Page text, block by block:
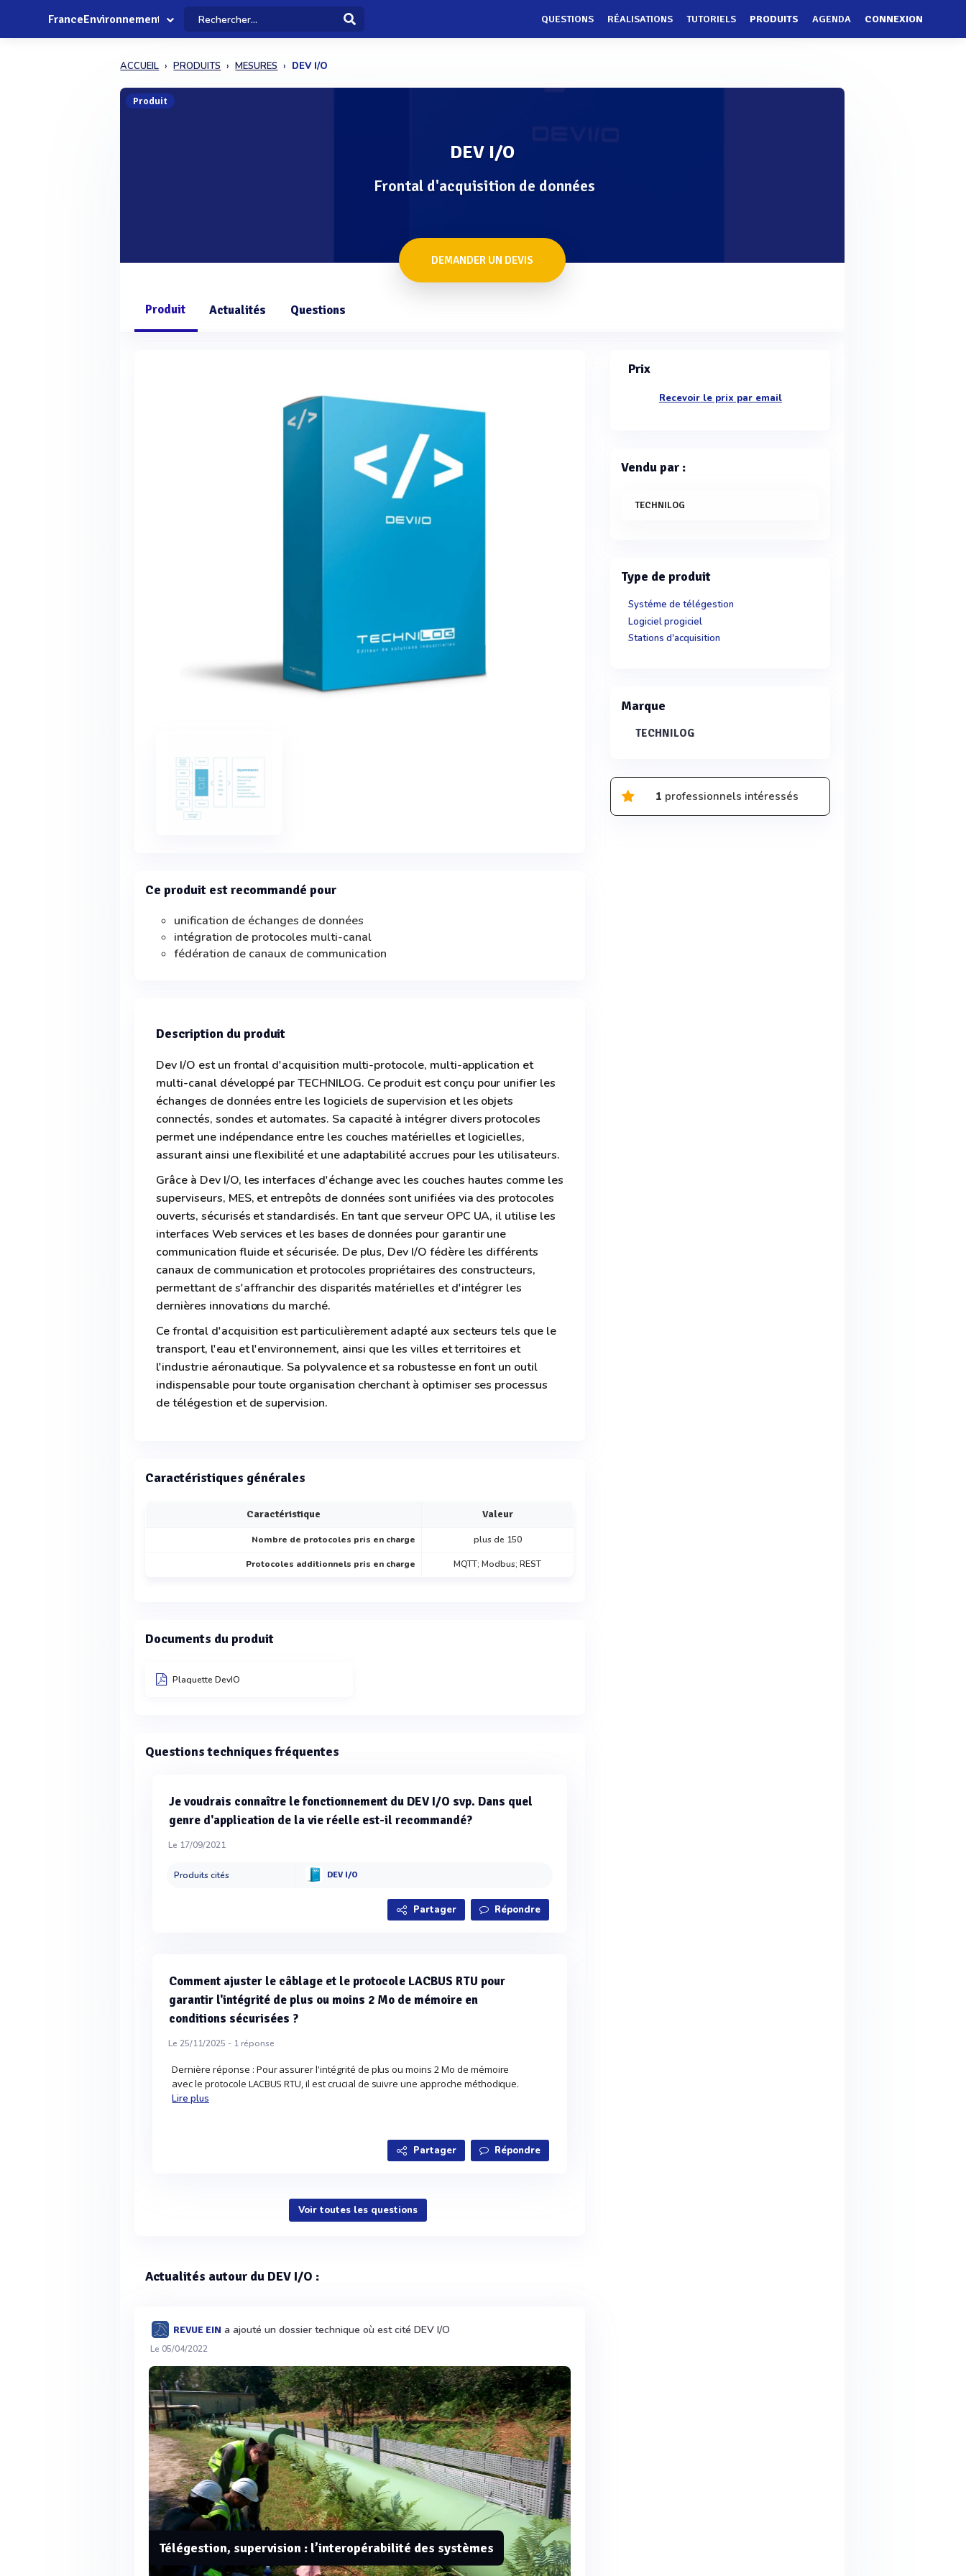
FranceEnvironnement QUESTIONS RÉALISATIONS TUTORIELS PRODUITS AGENDA CONNEXION
ACCUEIL PRODUITS MESURES DEV I/O
Produit
DEV I/O
Frontal d'acquisition de données
DEMANDER UN DEVIS
Produit Actualités Questions
Ce produit est recommandé pour
unification de échanges de données
intégration de protocoles multi-canal
fédération de canaux de communication
Description du produit
Dev I/O est un frontal d'acquisition multi-protocole, multi-application et
multi-canal développé par TECHNILOG. Ce produit est conçu pour unifier les
échanges de données entre les logiciels de supervision et les objets
connectés, sondes et automates. Sa capacité à intégrer divers protocoles
permet une indépendance entre les couches matérielles et logicielles,
assurant ainsi une flexibilité et une adaptabilité accrues pour les utilisateurs.
Grâce à Dev I/O, les interfaces d'échange avec les couches hautes comme les
superviseurs, MES, et entrepôts de données sont unifiées via des protocoles
ouverts, sécurisés et standardisés. En tant que serveur OPC UA, il utilise les
interfaces Web services et les bases de données pour garantir une
communication fluide et sécurisée. De plus, Dev I/O fédère les différents
canaux de communication et protocoles propriétaires des constructeurs,
permettant de s'affranchir des disparités matérielles et d'intégrer les
dernières innovations du marché.
Ce frontal d'acquisition est particulièrement adapté aux secteurs tels que le
transport, l'eau et l'environnement, ainsi que les villes et territoires et
l'industrie aéronautique. Sa polyvalence et sa robustesse en font un outil
indispensable pour toute organisation cherchant à optimiser ses processus
de télégestion et de supervision.
Caractéristiques générales
Caractéristique Valeur
Nombre de protocoles pris en charge plus de 150
Protocoles additionnels pris en charge MQTT; Modbus; REST
Documents du produit
Plaquette DevIO
Questions techniques fréquentes
Je voudrais connaître le fonctionnement du DEV I/O svp. Dans quel
genre d'application de la vie réelle est-il recommandé?
Le 17/09/2021
Produits cités DEV I/O
Partager Répondre
Comment ajuster le câblage et le protocole LACBUS RTU pour
garantir l'intégrité de plus ou moins 2 Mo de mémoire en
conditions sécurisées ?
Le 25/11/2025 - 1réponse
Dernière réponse : Pour assurer l'intégrité de plus ou moins 2 Mo de mémoire
avec le protocole LACBUS RTU, il est crucial de suivre une approche méthodique.
Lire plus
Partager Répondre
Voir toutes les questions
Actualités autour du DEV I/O :
REVUE EIN a ajouté un dossier technique où est cité DEV I/O
Le 05/04/2022
Télégestion, supervision : l’interopérabilité des systèmes
Prix
Recevoir le prix par email
Vendu par :
TECHNILOG
Type de produit
Systéme de télégestion
Logiciel progiciel
Stations d'acquisition
Marque
TECHNILOG
1 professionnels intéressés